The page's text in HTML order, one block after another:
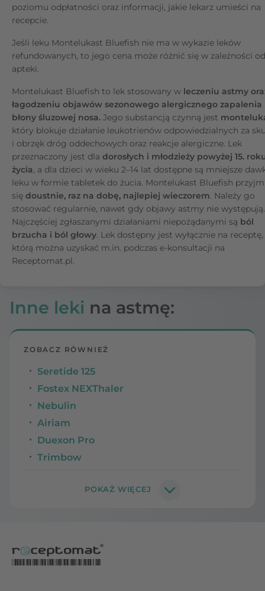
poziomu odpłatności oraz informacji, jakie lekarz umieści na
recepcie.
Jeśli leku Montelukast Bluefish nie ma w wykazie leków
refundowanych, to jego cena może różnić się w zależności od
apteki.
Montelukast Bluefish to lek stosowany w leczeniu astmy
łagodzeniu objawów sezonowego alergicznego zapalenia
błony śluzowej nosa. Jego substancją czynną jest
który blokuje działanie leukotrienów odpowiedzialnych za
i obrzęk dróg oddechowych oraz reakcje alergiczne. Lek
przeznaczony jest dla dorosłych i młodzieży powyżej 15.
życia, a dla dzieci w wieku 2–14 lat dostępne są mniejsze
leku w formie tabletek do żucia. Montelukast Bluefish
się doustnie, raz na dobę, najlepiej wieczorem. Należy go
stosować regularnie, nawet gdy objawy astmy nie występują.
Najczęściej zgłaszanymi działaniami niepożądanymi są ból
brzucha i ból głowy. Lek dostępny jest wyłącznie na receptę,
którą można uzyskać m.in. podczas e-konsultacji na
Receptomat.pl.
Inne leki na astmę:
ZOBACZ RÓWNIEŻ
Seretide 125
Fostex NEXThaler
Nebulin
Airiam
Duexon Pro
Trimbow